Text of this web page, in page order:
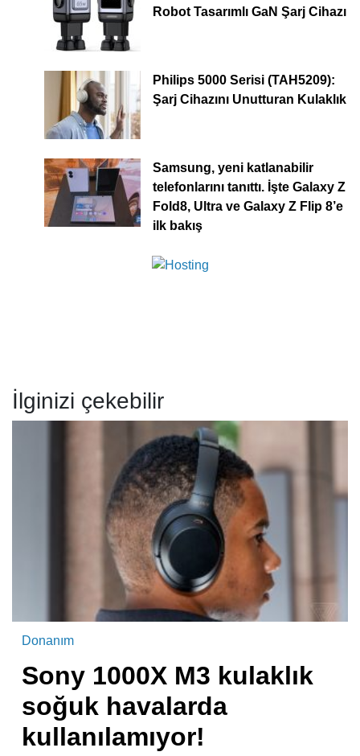
Robot Tasarımlı GaN Şarj Cihazı
Philips 5000 Serisi (TAH5209):
Şarj Cihazını Unutturan Kulaklık
Samsung, yeni katlanabilir
telefonlarını tanıttı. İşte Galaxy Z
Fold8, Ultra ve Galaxy Z Flip 8’e
ilk bakış
İlginizi çekebilir
Donanım
Sony 1000X M3 kulaklık
soğuk havalarda
kullanılamıyor!